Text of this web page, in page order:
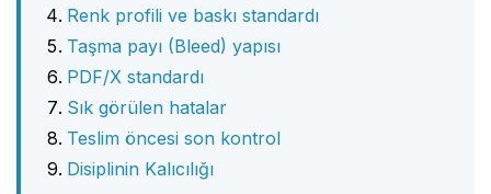
Renk profili ve baskı standardı
Taşma payı (Bleed) yapısı
PDF/X standardı
Sık görülen hatalar
Teslim öncesi son kontrol
Disiplinin Kalıcılığı